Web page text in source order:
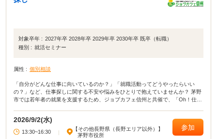
対象卒年 : 2027年卒 2028年卒 2029年卒 2030年卒 既卒（転職）
種別 : 就活セミナー
属性 : 個別相談
「自分がどんな仕事に向いているのか？」「就職活動ってどうやったらいい
の？」など、仕事探しに関する不安や悩みをひとりで抱えていませんか？ 茅野
市では若年者の就業を支援するため、ジョブカフェ信州と共催で、「Oh！仕事
をサポートいたします。 相談は個室で行い秘密は厳守いたしますので安心して
ご相談ください。 相談日は月1回ありますので、1回で解決しなければまた次回
2026/9/2(水)
13:30~16:30 |
【その他長野県（長野エリア以外）】
茅野市役所
参加